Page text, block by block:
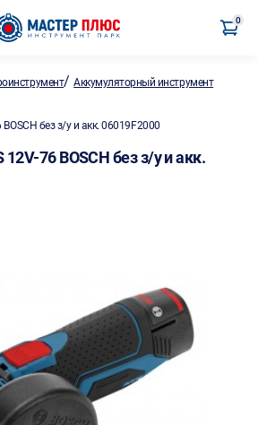
0
/Аккумуляторный инструмент
без з/у и акк. 06019F2000
76 BOSCH без з/у и акк.